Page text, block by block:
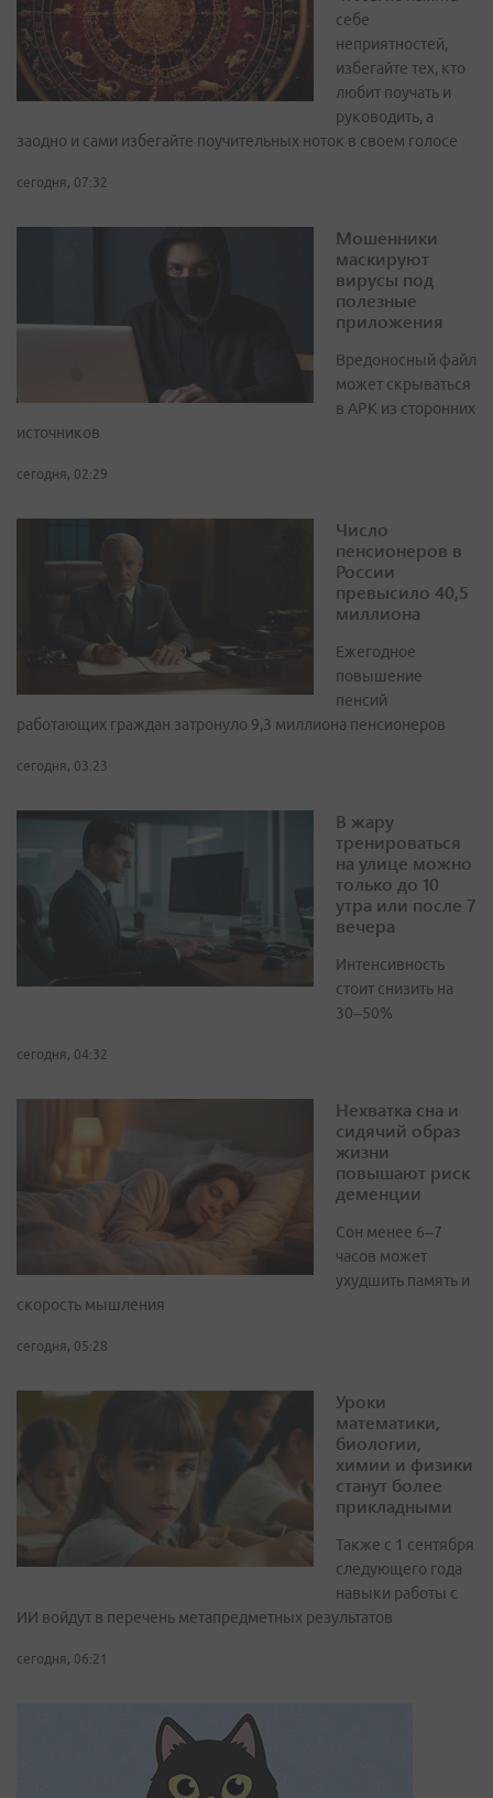
себе
неприятностей,
избегайте тех, кто
любит поучать и
руководить, а
заодно и сами избегайте поучительных ноток в своем голосе
сегодня, 07:32
Мошенники
маскируют
вирусы под
полезные
приложения
Вредоносный файл
может скрываться
в APK из сторонних
источников
сегодня, 02:29
Число
пенсионеров в
России
превысило 40,5
миллиона
Ежегодное
повышение
пенсий
работающих граждан затронуло 9,3 миллиона пенсионеров
сегодня, 03:23
В жару
тренироваться
на улице можно
только до 10
утра или после 7
вечера
Интенсивность
стоит снизить на
30–50%
сегодня, 04:32
Нехватка сна и
сидячий образ
жизни
повышают риск
деменции
Сон менее 6–7
часов может
ухудшить память и
скорость мышления
сегодня, 05:28
Уроки
математики,
биологии,
химии и физики
станут более
прикладными
Также с 1 сентября
следующего года
навыки работы с
ИИ войдут в перечень метапредметных результатов
сегодня, 06:21